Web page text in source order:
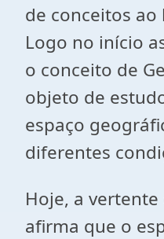
de conceitos
Logo no início
o conceito de
objeto de
espaço
diferentes
Hoje, a
afirma que o